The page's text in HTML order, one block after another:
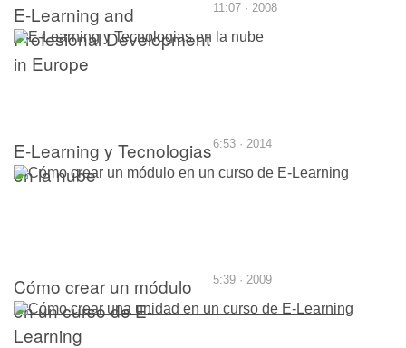
E-Learning and
Profesional Development
in Europe
11:07 · 2008
E-Learning y Tecnologias
en la nube
6:53 · 2014
Cómo crear un módulo
en un curso de E-
Learning
5:39 · 2009